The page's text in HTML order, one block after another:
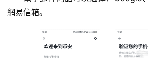
網易信箱。